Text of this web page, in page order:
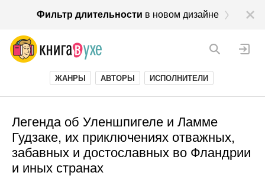
Фильтр длительности в новом дизайне
ЖАНРЫ АВТОРЫ ИСПОЛНИТЕЛИ
Легенда об Уленшпигеле и Ламме
Гудзаке, их приключениях отважных,
забавных и достославных во Фландрии
и иных странах